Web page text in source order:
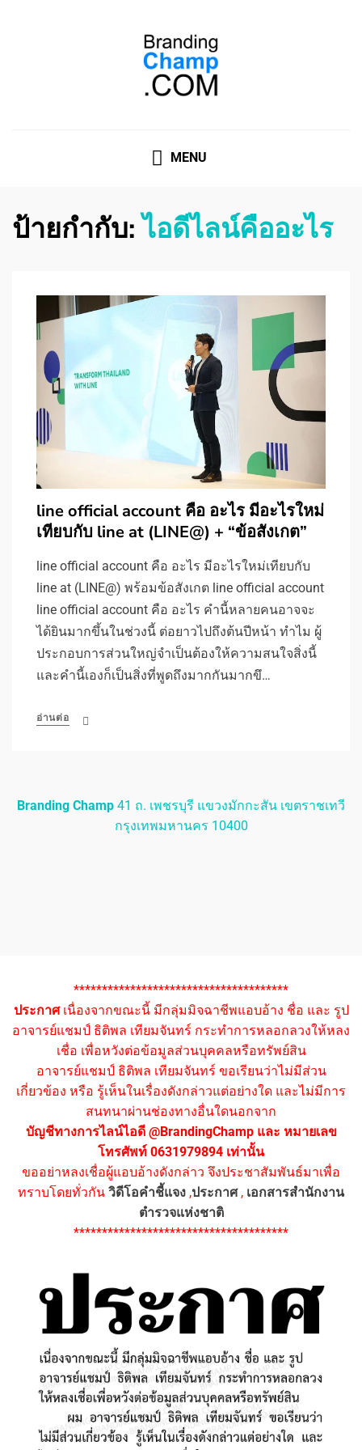
MENU
ป้ายกำกับ: ไอดีไลน์คืออะไร
line official account คือ อะไร มีอะไรใหม่
เทียบกับ line at (LINE@) + “ข้อสังเกต”
line official account คือ อะไร มีอะไรใหม่เทียบกับ
line at (LINE@) พร้อมข้อสังเกต line official account
line official account คือ อะไร คำนี้หลายคนอาจจะ
ได้ยินมากขึ้นในช่วงนี้ ต่อยาวไปถึงต้นปีหน้า ทำไม ผู้
ประกอบการส่วนใหญ่จำเป็นต้องให้ความสนใจสิ่งนี้
และคำนี้เองก็เป็นสิ่งที่พูดถึงมากกันมากขึ…
อ่านต่อ
Branding Champ 41 ถ. เพชรบุรี แขวงมักกะสัน เขตราชเทวี
กรุงเทพมหานคร 10400
**************************************
ประกาศเนื่องจากขณะนี้ มีกลุ่มมิจฉาชีพแอบอ้าง ชื่อ และ รูป
อาจารย์แชมป์ ธิติพล เทียมจันทร์ กระทำการหลอกลวงให้หลง
เชื่อ เพื่อหวังต่อข้อมูลส่วนบุคคลหรือทรัพย์สิน
อาจารย์แชมป์ ธิติพล เทียมจันทร์ ขอเรียนว่าไม่มีส่วน
เกี่ยวข้อง หรือ รู้เห็นในเรื่องดังกล่าวแต่อย่างใด และไม่มีการ
สนทนาผ่านช่องทางอื่นใดนอกจาก
บัญชีทางการไลน์ไอดี @BrandingChamp และ หมายเลข
โทรศัพท์ 0631979894 เท่านั้น
ขออย่าหลงเชื่อผู้แอบอ้างดังกล่าว จึงประชาสัมพันธ์มาเพื่อ
ทราบโดยทั่วกัน วิดีโอคำชี้แจง ,ประกาศ, เอกสารสำนักงาน
ตำรวจแห่งชาติ
**************************************